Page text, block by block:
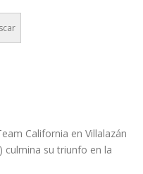
California en Villalazán
culmina su triunfo en la